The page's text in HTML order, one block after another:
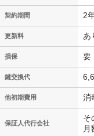
契約期間 2
更新料 あ
損保 要
鍵交換代
他初期費用 消
保証人代行会社
そ